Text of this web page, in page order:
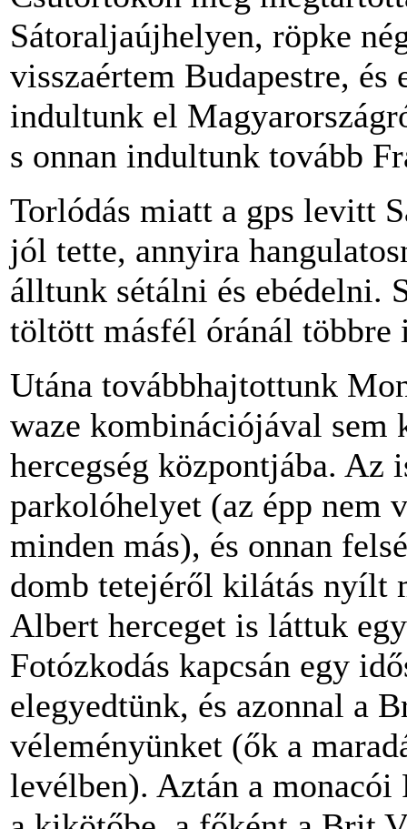
Sátoraljaújhelyen, röpke
visszaértem Budapestre,
indultunk el
s onnan indultunk tovább
Torlódás miatt a gps levitt
jól tette, annyira
álltunk sétálni és ebédelni.
töltött másfél óránál többre
Utána továbbhajtottunk
waze kombinációjával
hercegség központjába. Az
parkolóhelyet (az épp
minden más), és onnan
domb tetejéről kilátás nyílt
Albert herceget is láttuk
Fotózkodás kapcsán egy
elegyedtünk, és azonnal a
véleményünket (ők a
levélben). Aztán a